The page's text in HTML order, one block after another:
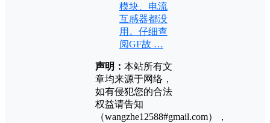
模块、电流
互感器都没
用。仔细查
阅GF故 …
声明： 本站所有文
章均来源于网络，
如有侵犯您的合法
权益请告知
（wangzhe12588#gmail.com），